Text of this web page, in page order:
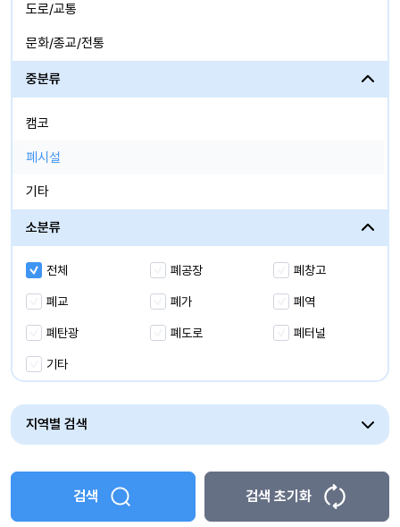
도로/교통
문화/종교/전통
산업시설
해양/수상/항만
유휴시설
중분류
캠코
폐시설
기타
소분류
전체 폐공장 폐창고
폐교 폐가 폐역
폐탄광 폐도로 폐터널
기타
지역별 검색
검색 검색 초기화